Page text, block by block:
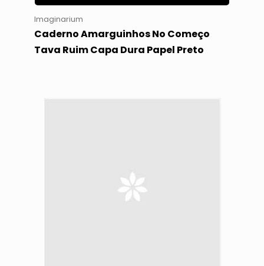
Imaginarium
Caderno Amarguinhos No Começo
Tava Ruim Capa Dura Papel Preto